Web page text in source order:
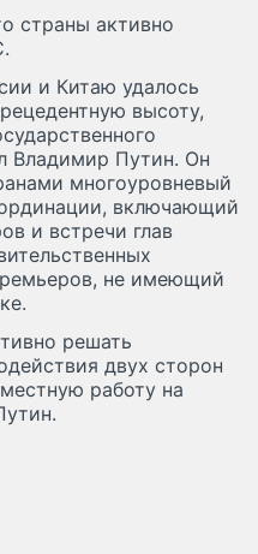
страны активно
и Китаю удалось
высоту,
Владимир Путин. Он
многоуровневый
включающий
и встречи глав
не имеющий
решать
двух сторон
работу на